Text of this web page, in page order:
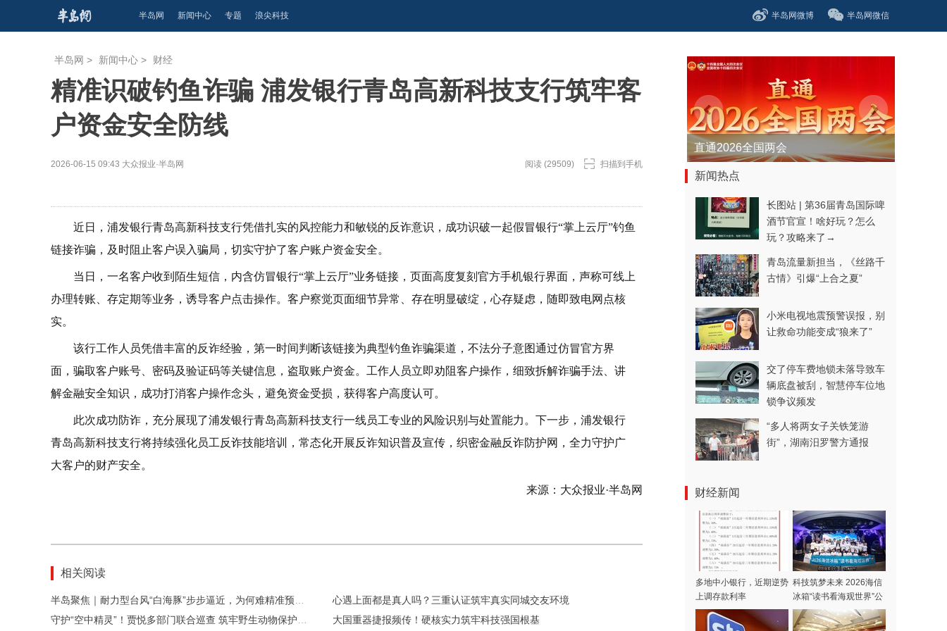
半岛网 新闻中心 专题 浪尖科技 半岛网微博 半岛网微信
半岛网 > 新闻中心 > 财经
精准识破钓鱼诈骗 浦发银行青岛高新科技支行筑牢客
户资金安全防线
2026-06-15 09:43 大众报业·半岛网 阅读 (29509) 扫描到手机
近日，浦发银行青岛高新科技支行凭借扎实的风控能力和敏锐的反诈意识，成功识破一起假冒银行“掌上云厅”钓鱼
链接诈骗，及时阻止客户误入骗局，切实守护了客户账户资金安全。
当日，一名客户收到陌生短信，内含仿冒银行“掌上云厅”业务链接，页面高度复刻官方手机银行界面，声称可线上
办理转账、存定期等业务，诱导客户点击操作。客户察觉页面细节异常、存在明显破绽，心存疑虑，随即致电网点核
实。
该行工作人员凭借丰富的反诈经验，第一时间判断该链接为典型钓鱼诈骗渠道，不法分子意图通过仿冒官方界
面，骗取客户账号、密码及验证码等关键信息，盗取账户资金。工作人员立即劝阻客户操作，细致拆解诈骗手法、讲
解金融安全知识，成功打消客户操作念头，避免资金受损，获得客户高度认可。
此次成功防诈，充分展现了浦发银行青岛高新科技支行一线员工专业的风险识别与处置能力。下一步，浦发银行
青岛高新科技支行将持续强化员工反诈技能培训，常态化开展反诈知识普及宣传，织密金融反诈防护网，全力守护广
大客户的财产安全。
来源：大众报业·半岛网
相关阅读
心遇上面都是真人吗？三重认证筑牢真实同城交友环境
大国重器捷报频传！硬核实力筑牢科技强国根基
直通2026全国两会
新闻热点
长图站 | 第36届青岛国际啤
酒节官宣！啥好玩？怎么
玩？攻略来了→
青岛流量新担当，《丝路千
古情》引爆“上合之夏”
小米电视地震预警误报，别
让救命功能变成“狼来了”
交了停车费地锁未落导致车
辆底盘被刮，智慧停车位地
锁争议频发
“多人将两女子关铁笼游
街”，湖南汨罗警方通报
财经新闻
多地中小银行，近期逆势
上调存款利率
科技筑梦未来 2026海信
冰箱“读书看海观世界”公
益夏令营开营